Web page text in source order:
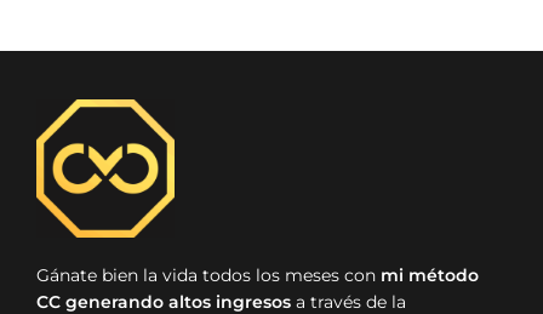
Gánate bien la vida todos los meses con mi método
CC generando altos ingresos a través de la